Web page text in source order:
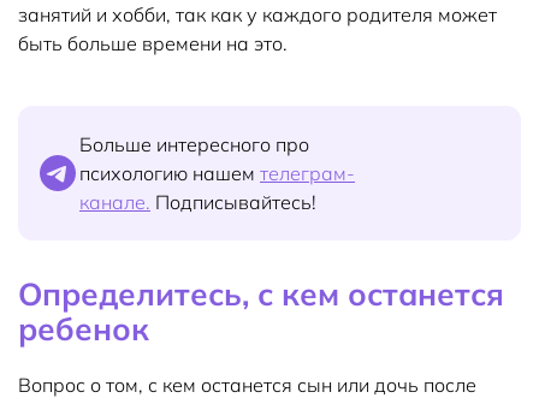
занятий и хобби, так как у каждого родителя может
быть больше времени на это.
Больше интересного про
психологию нашем телеграм-
канале. Подписывайтесь!
Определитесь, с кем останется
ребенок
Вопрос о том, с кем останется сын или дочь после